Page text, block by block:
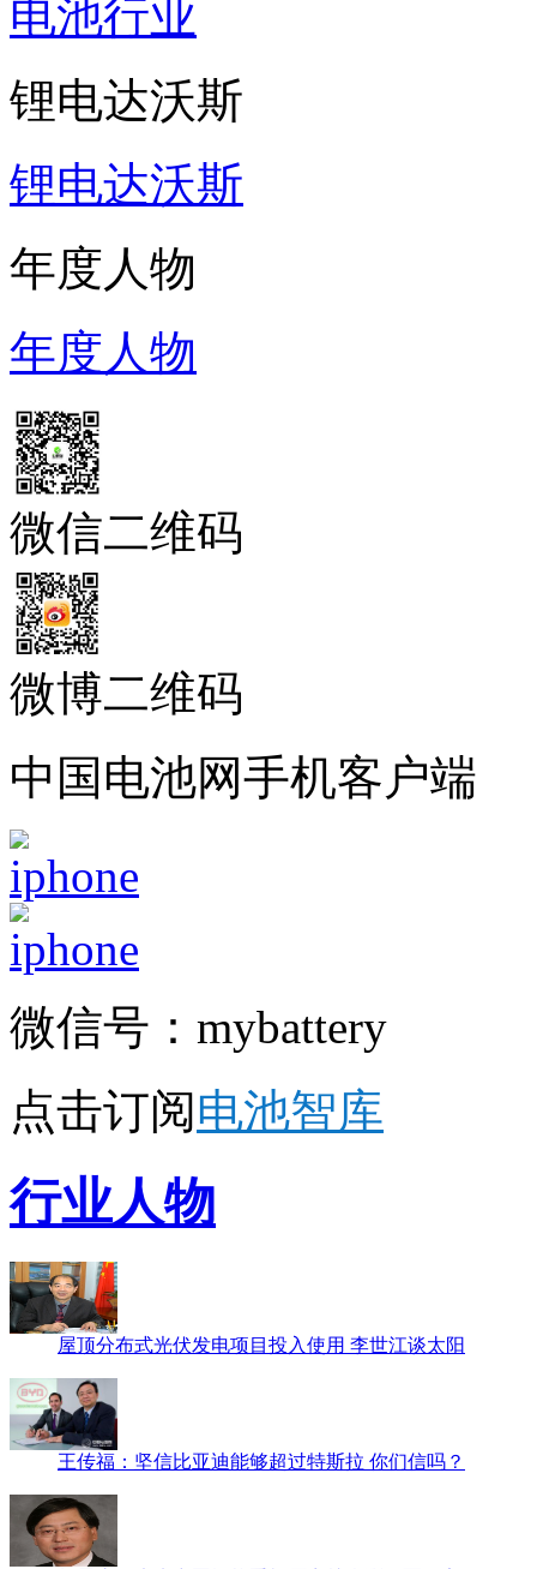
电池行业
电池行业
锂电达沃斯
锂电达沃斯
年度人物
年度人物
微信二维码
微博二维码
中国电池网手机客户端
微信号：mybattery
点击订阅电池智库
行业人物
屋顶分布式光伏发电项目投入使用 李世江谈太阳
王传福：坚信比亚迪能够超过特斯拉 你们信吗？